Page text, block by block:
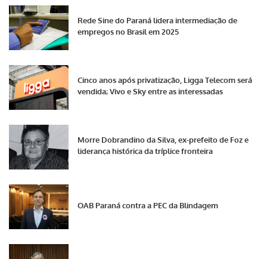
Rede Sine do Paraná lidera intermediação de
empregos no Brasil em 2025
Cinco anos após privatização, Ligga Telecom será
vendida; Vivo e Sky entre as interessadas
Morre Dobrandino da Silva, ex-prefeito de Foz e
liderança histórica da tríplice fronteira
OAB Paraná contra a PEC da Blindagem